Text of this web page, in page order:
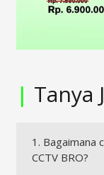
| Tanya
1. Bagaimana
CCTV BRO?